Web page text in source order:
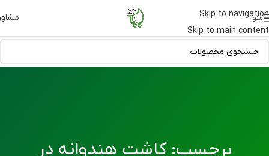
Skip to navigation
Skip to main content
منو
برچسب: کاشت هندوانه در